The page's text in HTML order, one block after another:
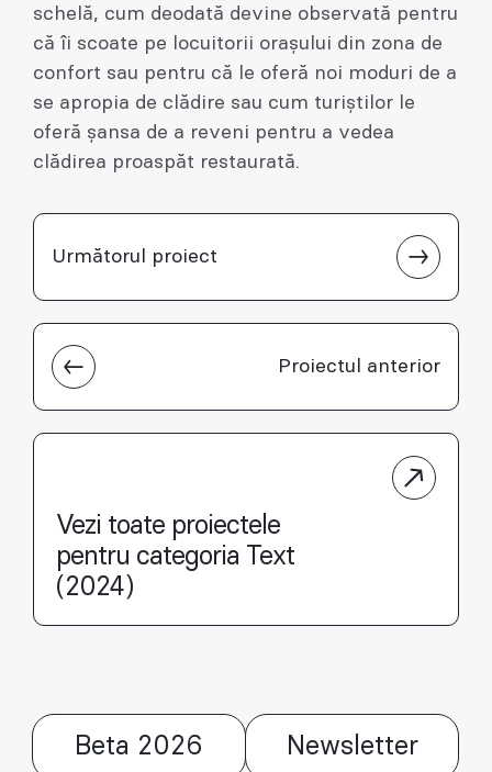
schelă, cum deodată devine observată pentru
că îi scoate pe locuitorii orașului din zona de
confort sau pentru că le oferă noi moduri de a
se apropia de clădire sau cum turiștilor le
oferă șansa de a reveni pentru a vedea
clădirea proaspăt restaurată.
Proiectul anterior
Următorul proiect
Vezi toate proiectele
pentru categoria Text
(2024)
Beta 2026 Newsletter